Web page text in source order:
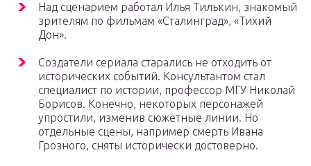
Над сценарием работал Илья Тилькин, знакомый
зрителям по фильмам «Сталинград», «Тихий
Дон».
Создатели сериала старались не отходить от
исторических событий. Консультантом стал
специалист по истории, профессор МГУ Николай
Борисов. Конечно, некоторых персонажей
упростили, изменив сюжетные линии. Но
отдельные сцены, например смерть Ивана
Грозного, сняты исторически достоверно.